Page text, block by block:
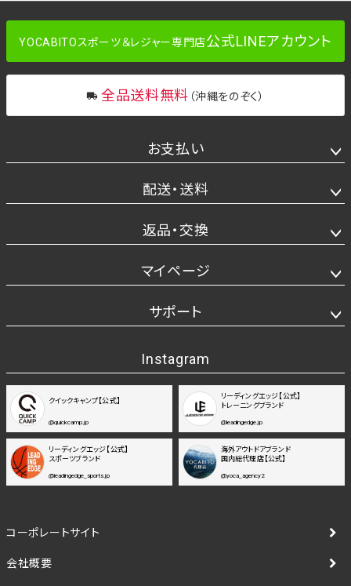
YOCABITOスポーツ＆レジャー専門店公式LINEアカウント
全品送料無料 （沖縄をのぞく）
お支払い
配送・送料
返品・交換
マイページ
サポート
Instagram
クイックキャンプ【公式】
@quickcamp.jp
リーディングエッジ【公式】
トレーニングブランド
@leadingedge.jp
リーディングエッジ【公式】
スポーツブランド
@leadingedge_sports.jp
海外アウトドアブランド
国内総代理店【公式】
@yoca_agency2
コーポレートサイト
会社概要